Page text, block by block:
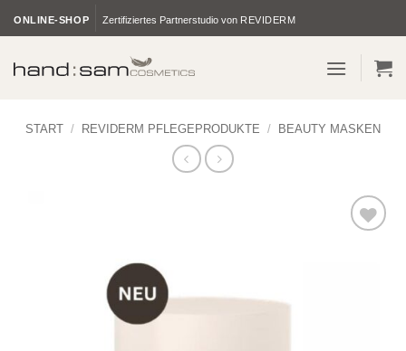
Inhalt
ONLINE-SHOP Zertifiziertes Partnerstudio von REVIDERM
START / REVIDERM PFLEGEPRODUKTE / BEAUTY MASKEN